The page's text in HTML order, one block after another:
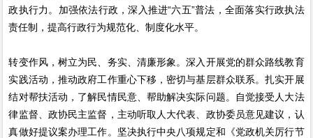
政执行力。加强依法行政，深入推进“六五”普法，全面落实行政执法
责任制，提高行政行为规范化、制度化水平。
转变作风，树立为民、务实、清廉形象。深入开展党的群众路线教育
实践活动，推动政府工作重心下移，密切与基层群众联系。扎实开展
结对帮扶活动，了解民情民意、帮助解决实际问题。自觉接受人大法
律监督、政协民主监督，主动听取人大代表、政协委员意见建议，认
真做好提议案办理工作。坚决执行中央八项规定和《党政机关厉行节